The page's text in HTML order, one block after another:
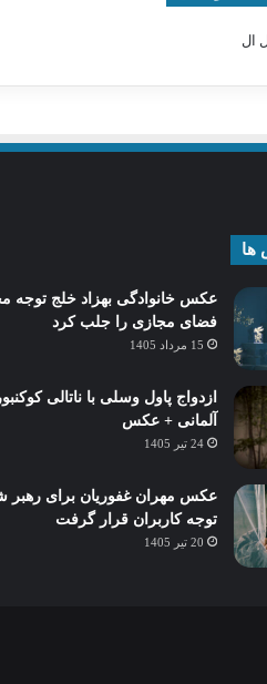
ال
ها
عکس خانوادگی بهزاد خلج توجه
فضای مجازی را جلب کرد
15 مرداد 1405
ازدواج پاول وسلی با ناتالی
آلمانی + عکس
24 تیر 1405
عکس مهران غفوریان برای رهبر
توجه کاربران قرار گرفت
20 تیر 1405